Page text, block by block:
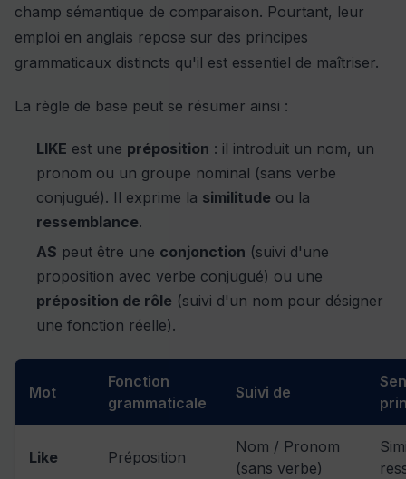
champ sémantique de comparaison. Pourtant, leur
emploi en anglais repose sur des principes
grammaticaux distincts qu'il est essentiel de maîtriser.
La règle de base peut se résumer ainsi :
LIKE est une préposition : il introduit un nom, un
pronom ou un groupe nominal (sans verbe
conjugué). Il exprime la similitude ou la
ressemblance.
AS peut être une conjonction (suivi d'une
proposition avec verbe conjugué) ou une
préposition de rôle (suivi d'un nom pour désigner
une fonction réelle).
Mot
Fonction
grammaticale
Suivi de
Like Préposition
Nom / Pronom
(sans verbe)